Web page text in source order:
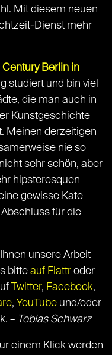
Mit diesem neuen
Dienst mehr
Century Berlin in
studiert und bin viel
die man auch in
Kunstgeschichte
Meinen derzeitigen
nie so
sehr schön, aber
hipsteresquen
gewisse Kate
für die
unsere Arbeit
bitte auf Flattr oder
Twitter, Facebook,
, YouTube und/oder
– Tobias Schwarz
einem Klick werden